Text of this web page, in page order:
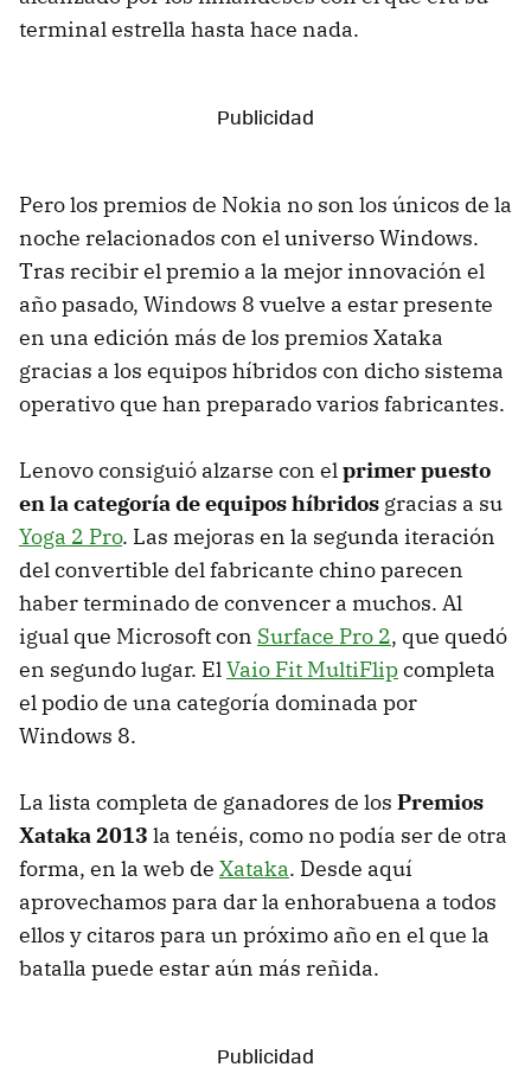
terminal estrella hasta hace nada.
Pero los premios de Nokia no son los únicos de la
noche relacionados con el universo Windows.
Tras recibir el premio a la mejor innovación el
año pasado, Windows 8 vuelve a estar presente
en una edición más de los premios Xataka
gracias a los equipos híbridos con dicho sistema
operativo que han preparado varios fabricantes.
Lenovo consiguió alzarse con elprimer puesto
en la categoría de equipos híbridos gracias a su
Yoga 2 Pro. Las mejoras en la segunda iteración
del convertible del fabricante chino parecen
haber terminado de convencer a muchos. Al
igual que Microsoft con Surface Pro 2, que quedó
en segundo lugar. ElVaio Fit MultiFlipcompleta
el podio de una categoría dominada por
Windows 8.
La lista completa de ganadores de los Premios
Xataka 2013 la tenéis, como no podía ser de otra
forma, en la web de Xataka. Desde aquí
aprovechamos para dar la enhorabuena a todos
ellos y citaros para un próximo año en el que la
batalla puede estar aún más reñida.